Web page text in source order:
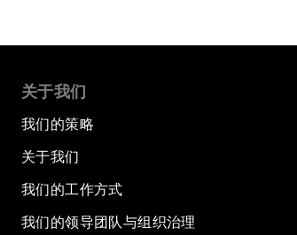
关于我们
我们的策略
关于我们
我们的工作方式
我们的领导团队与组织治理